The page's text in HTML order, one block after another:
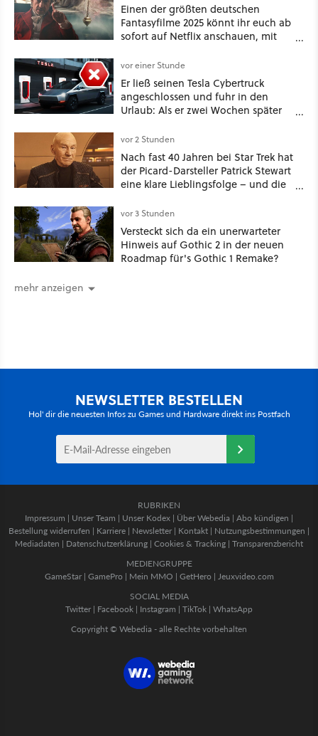
Einen der größten deutschen
Fantasyfilme 2025 könnt ihr euch ab
sofort auf Netflix anschauen, mit
vor einer Stunde
Er ließ seinen Tesla Cybertruck
angeschlossen und fuhr in den
Urlaub: Als er zwei Wochen später
mehr an [Best of GameStar]
vor 2 Stunden
Nach fast 40 Jahren bei Star Trek hat
der Picard-Darsteller Patrick Stewart
eine klare Lieblingsfolge – und die
vor 3 Stunden
Versteckt sich da ein unerwarteter
Hinweis auf Gothic 2 in der neuen
Roadmap für's Gothic 1 Remake?
mehr anzeigen
NEWSLETTER BESTELLEN
Hol' dir die neuesten Infos zu Games und Hardware direkt ins Postfach
RUBRIKEN
Impressum | Unser Team | Unser Kodex | Über Webedia | Abo kündigen |
Bestellung widerrufen | Karriere | Newsletter | Kontakt | Nutzungsbestimmungen |
Mediadaten | Datenschutzerklärung | Cookies & Tracking | Transparenzbericht
MEDIENGRUPPE
GameStar| GamePro | Mein MMO | GetHero | Jeuxvideo.com
SOCIAL MEDIA
Twitter | Facebook | Instagram | TikTok | WhatsApp
Copyright © Webedia - alle Rechte vorbehalten